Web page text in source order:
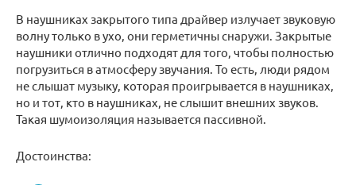
В наушниках закрытого типа драйвер излучает звуковую
волну только в ухо, они герметичны снаружи. Закрытые
наушники отлично подходят для того, чтобы полностью
погрузиться в атмосферу звучания. То есть, люди рядом
не слышат музыку, которая проигрывается в наушниках,
но и тот, кто в наушниках, не слышит внешних звуков.
Такая шумоизоляция называется пассивной.
Достоинства: